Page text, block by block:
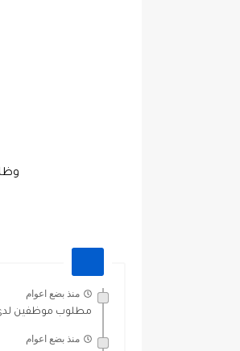
منذ بضع اعوام
مطلوب موظفين لدى
منذ بضع اعوام